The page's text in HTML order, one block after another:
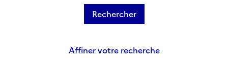
Affiner votre recherche